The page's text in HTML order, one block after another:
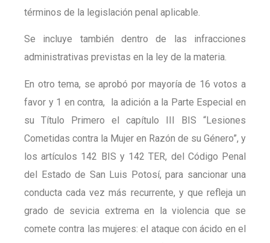
términos de la legislación penal aplicable.
Se incluye también dentro de las infracciones
administrativas previstas en la ley de la materia.
En otro tema, se aprobó por mayoría de 16 votos a
favor y 1 en contra, la adición a la Parte Especial en
su Título Primero el capítulo III BIS “Lesiones
Cometidas contra la Mujer en Razón de su Género”, y
los artículos 142 BIS y 142 TER, del Código Penal
del Estado de San Luis Potosí, para sancionar una
conducta cada vez más recurrente, y que refleja un
grado de sevicia extrema en la violencia que se
comete contra las mujeres: el ataque con ácido en el